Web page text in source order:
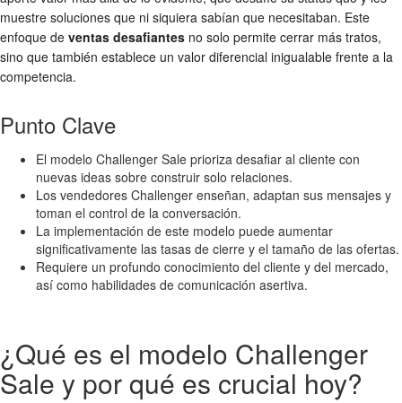
muestre soluciones que ni siquiera sabían que necesitaban. Este
enfoque de ventas desafiantes no solo permite cerrar más tratos,
sino que también establece un valor diferencial inigualable frente a la
competencia.
Punto Clave
El modelo Challenger Sale prioriza desafiar al cliente con
nuevas ideas sobre construir solo relaciones.
Los vendedores Challenger enseñan, adaptan sus mensajes y
toman el control de la conversación.
La implementación de este modelo puede aumentar
significativamente las tasas de cierre y el tamaño de las ofertas.
Requiere un profundo conocimiento del cliente y del mercado,
así como habilidades de comunicación asertiva.
¿Qué es el modelo Challenger
Sale y por qué es crucial hoy?